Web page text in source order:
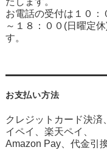
お電話の受付は１０：
～１８：００(日曜定
す。
お支払い方法
クレジットカード決済
イペイ、楽天ペイ、
Amazon Pay、代金引換